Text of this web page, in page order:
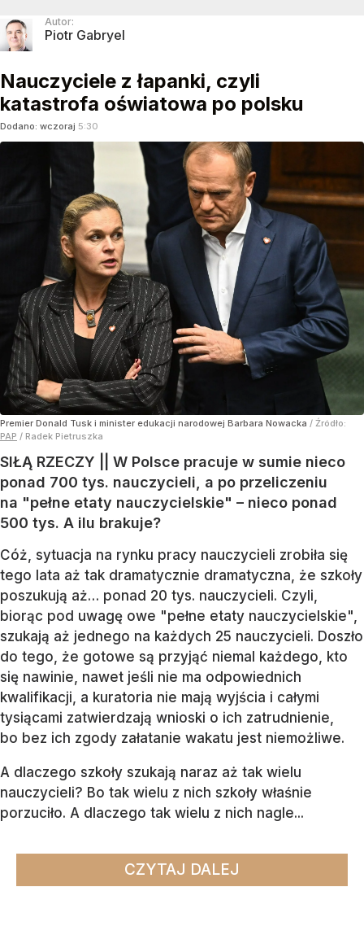
Autor:
Piotr Gabryel
Nauczyciele z łapanki, czyli
katastrofa oświatowa po polsku
Dodano: wczoraj 5:30
Premier Donald Tusk i minister edukacji narodowej Barbara Nowacka / Źródło:
PAP / Radek Pietruszka
SIŁĄ RZECZY || W Polsce pracuje w sumie nieco
ponad 700 tys. nauczycieli, a po przeliczeniu
na "pełne etaty nauczycielskie" – nieco ponad
500 tys. A ilu brakuje?
Cóż, sytuacja na rynku pracy nauczycieli zrobiła się
tego lata aż tak dramatycznie dramatyczna, że szkoły
poszukują aż… ponad 20 tys. nauczycieli. Czyli,
biorąc pod uwagę owe "pełne etaty nauczycielskie",
szukają aż jednego na każdych 25 nauczycieli. Doszło
do tego, że gotowe są przyjąć niemal każdego, kto
się nawinie, nawet jeśli nie ma odpowiednich
kwalifikacji, a kuratoria nie mają wyjścia i całymi
tysiącami zatwierdzają wnioski o ich zatrudnienie,
bo bez ich zgody załatanie wakatu jest niemożliwe.
A dlaczego szkoły szukają naraz aż tak wielu
nauczycieli? Bo tak wielu z nich szkoły właśnie
porzuciło. A dlaczego tak wielu z nich nagle...
CZYTAJ DALEJ